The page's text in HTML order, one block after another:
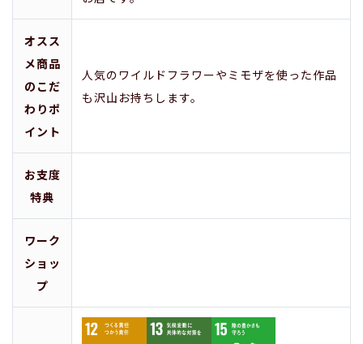
オスス
メ商品
のこだ
わりポ
イント
人気のワイルドフラワーやミモザを使った作品
も沢山お持ちします。
お支度
特典
ワーク
ショッ
プ